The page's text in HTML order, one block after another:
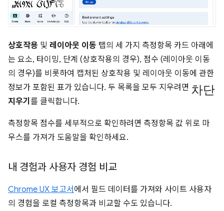
상호작용 및 레이아웃 이동 탭의 세 가지 측정항목 카드 아래에
는 요소, 타이밍, 단계 (상호작용의 경우), 점수 (레이아웃 이동
의 경우)를 비롯하여 캡처된 상호작용 및 레이아웃 이동에 관한
정보가 포함된 표가 있습니다. 두 목록을 모두 지우려면 차단
지우기 를 클릭합니다.
측정항목 점수를 세부적으로 확인하려면 측정항목 값 위로 마
우스를 가져가 도움말을 확인하세요.
내 경험과 사용자 경험 비교
Chrome UX 보고서 에서 필드 데이터를 가져와 사이트 사용자
의 경험을 로컬 측정항목과 비교할 수도 있습니다.